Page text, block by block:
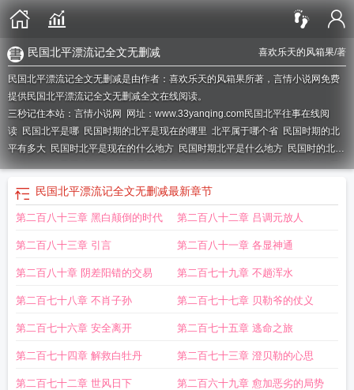
喜欢乐天的风箱果/著
民国北平漂流记全文无删减
民国北平漂流记全文无删减是由作者：喜欢乐天的风箱果所著，言情小说网免费
提供民国北平漂流记全文无删减全文在线阅读。
三秒记住本站：言情小说网 网址：www.33yanqing.com民国北平往事在线阅
读 民国北平是哪 民国时期的北平是现在的哪里 北平属于哪个省 民国时期的北
平有多大 民国时北平是现在的什么地方 民国时期北平是什么地方 民国时的北平
在什么地方民国时期的北平是哪里民国北平地图高清可放大民国北平美女民
国北平市地图
民国北平漂流记全文无删减最新章节
第二百八十三章 黑白颠倒的时代 第二百八十二章 吕调元放人
第二百八十三章 引言 第二百八十一章 各显神通
第二百八十章 阴差阳错的交易 第二百七十九章 不趟浑水
第二百七十八章 不肖子孙 第二百七十七章 贝勒爷的仗义
第二百七十六章 安全离开 第二百七十五章 逃命之旅
第二百七十四章 解救白牡丹 第二百七十三章 澄贝勒的心思
第二百七十二章 世风日下 第二百六十九章 愈加恶劣的局势